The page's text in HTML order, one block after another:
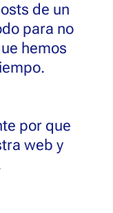
de un
para no
hemos
por que
web y